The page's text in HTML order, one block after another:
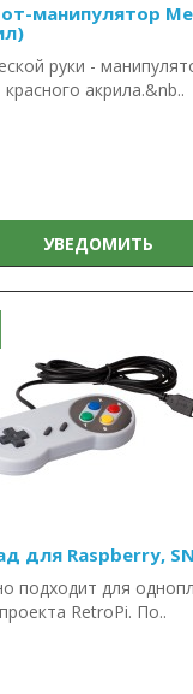
манипулятор
руки -
акрила.&nb..
УВЕДОМИТЬ
для Raspberry,
подходит для
RetroPi. По..